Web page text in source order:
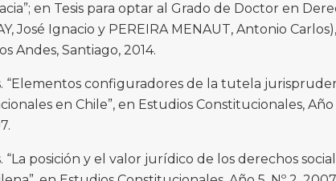
en Tesis para optar al Grado de Doctor en
José Ignacio y PEREIRA MENAUT, Antonio Carlos),
Andes, Santiago, 2014.
“Elementos configuradores de la tutela
en Chile”, en Estudios Constitucionales, Año
“La posición y el valor jurídico de los derechos